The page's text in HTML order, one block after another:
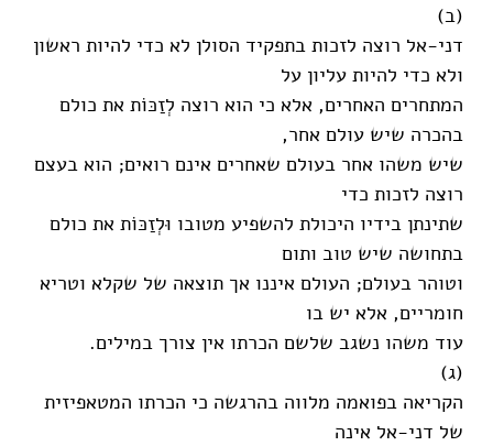
(ב)
דני-אל רוצה לזכות בתפקיד הסולן לא כדי להיות ראשון
ולא כדי להיות עליון על
המתחרים האחרים, אלא כי הוא רוצה לְזַכּוֹת את כולם
בהכרה שיש עולם אחר,
שיש משהו אחר בעולם שאחרים אינם רואים; הוא בעצם
רוצה לזכות כדי
שתינתן בידיו היכולת להשפיע מטובו וּלְזַכּוֹת את כולם
בתחושה שיש טוב ותום
וטוהר בעולם; העולם איננו אך תוצאה של שקלא וטריא
חומריים, אלא יש בו
עוד משהו נשגב שלשם הכרתו אין צורך במילים.
(ג)
הקריאה בפואמה מלווה בהרגשה כי הכרתו המטאפיזית
של דני-אל אינה